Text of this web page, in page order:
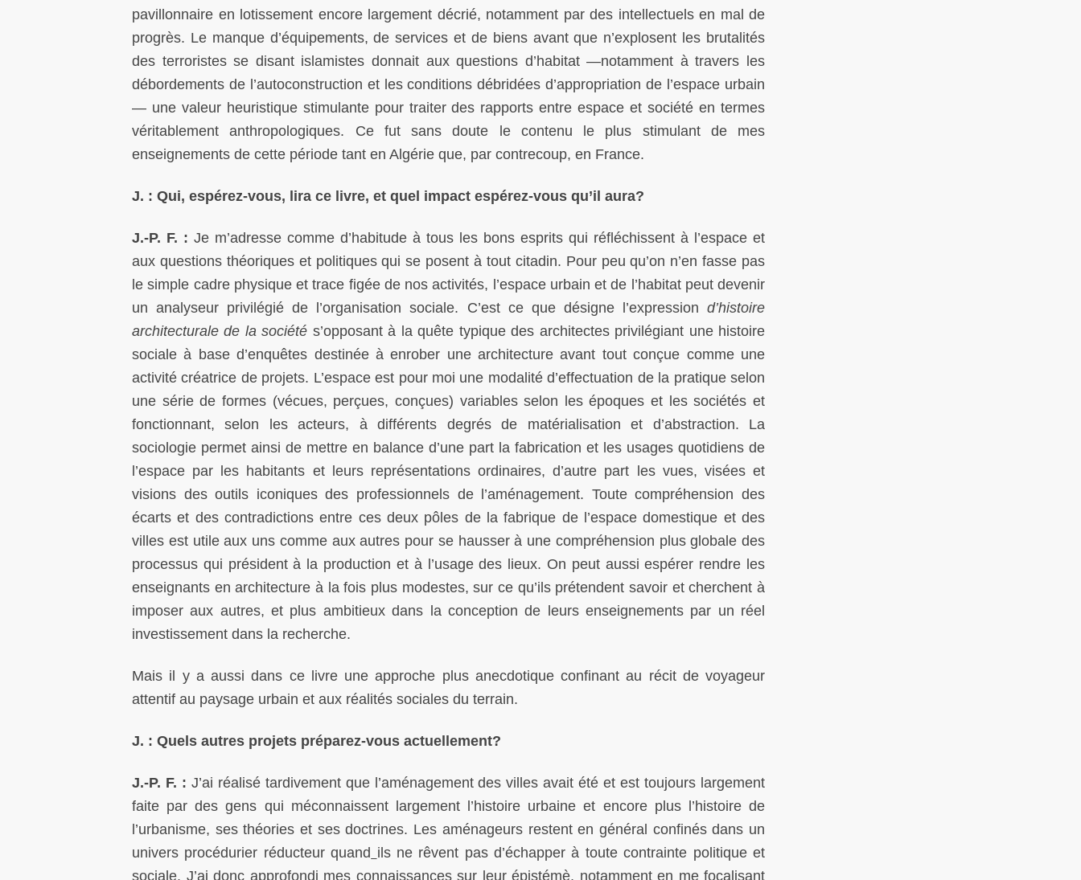
pavillonnaire en lotissement encore largement décrié, notamment par des intellectuels en mal de
progrès. Le manque d’équipements, de services et de biens avant que n’explosent les brutalités
des terroristes se disant islamistes donnait aux questions d’habitat —notamment à travers les
débordements de l’autoconstruction et les conditions débridées d’appropriation de l’espace urbain
— une valeur heuristique stimulante pour traiter des rapports entre espace et société en termes
véritablement anthropologiques. Ce fut sans doute le contenu le plus stimulant de mes
enseignements de cette période tant en Algérie que, par contrecoup, en France.
J. : Qui, espérez-vous, lira ce livre, et quel impact espérez-vous qu’il aura?
J.-P. F. : Je m’adresse comme d’habitude à tous les bons esprits qui réfléchissent à l’espace et
aux questions théoriques et politiques qui se posent à tout citadin. Pour peu qu’on n’en fasse pas
le simple cadre physique et trace figée de nos activités, l’espace urbain et de l’habitat peut devenir
un analyseur privilégié de l’organisation sociale. C’est ce que désigne l’expression d’histoire
architecturale de la société s’opposant à la quête typique des architectes privilégiant une histoire
sociale à base d’enquêtes destinée à enrober une architecture avant tout conçue comme une
activité créatrice de projets. L’espace est pour moi une modalité d’effectuation de la pratique selon
une série de formes (vécues, perçues, conçues) variables selon les époques et les sociétés et
fonctionnant, selon les acteurs, à différents degrés de matérialisation et d’abstraction. La
sociologie permet ainsi de mettre en balance d’une part la fabrication et les usages quotidiens de
l’espace par les habitants et leurs représentations ordinaires, d’autre part les vues, visées et
visions des outils iconiques des professionnels de l’aménagement. Toute compréhension des
écarts et des contradictions entre ces deux pôles de la fabrique de l’espace domestique et des
villes est utile aux uns comme aux autres pour se hausser à une compréhension plus globale des
processus qui président à la production et à l’usage des lieux. On peut aussi espérer rendre les
enseignants en architecture à la fois plus modestes, sur ce qu’ils prétendent savoir et cherchent à
imposer aux autres, et plus ambitieux dans la conception de leurs enseignements par un réel
investissement dans la recherche.
Mais il y a aussi dans ce livre une approche plus anecdotique confinant au récit de voyageur
attentif au paysage urbain et aux réalités sociales du terrain.
J. : Quels autres projets préparez-vous actuellement?
J.-P. F. : J’ai réalisé tardivement que l’aménagement des villes avait été et est toujours largement
faite par des gens qui méconnaissent largement l’histoire urbaine et encore plus l’histoire de
l’urbanisme, ses théories et ses doctrines. Les aménageurs restent en général confinés dans un
univers procédurier réducteur quand ils ne rêvent pas d’échapper à toute contrainte politique et
sociale. J’ai donc approfondi mes connaissances sur leur épistémè, notamment en me focalisant